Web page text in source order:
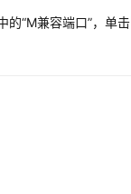
的“M兼容端口”，单击